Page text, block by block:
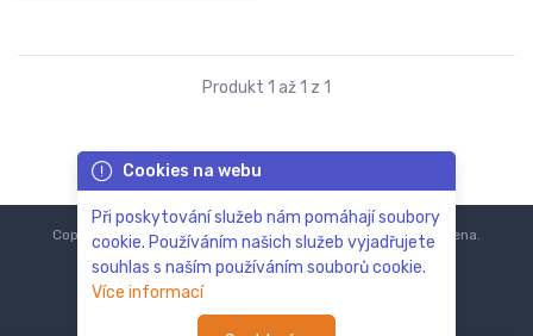
Produkt 1 až 1 z 1
Cookies na webu
Při poskytování služeb nám pomáhají soubory
cookie. Používáním našich služeb vyjadřujete
souhlas s naším používáním souborů cookie.
Více informací
Copyright © 2018-2024ZoOo.cz®Všechna práva vyhrazena.